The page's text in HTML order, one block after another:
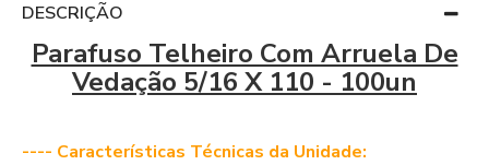
DESCRIÇÃO
Parafuso Telheiro Com Arruela De
Vedação 5/16 X 110 - 100un
---- Características Técnicas da Unidade: